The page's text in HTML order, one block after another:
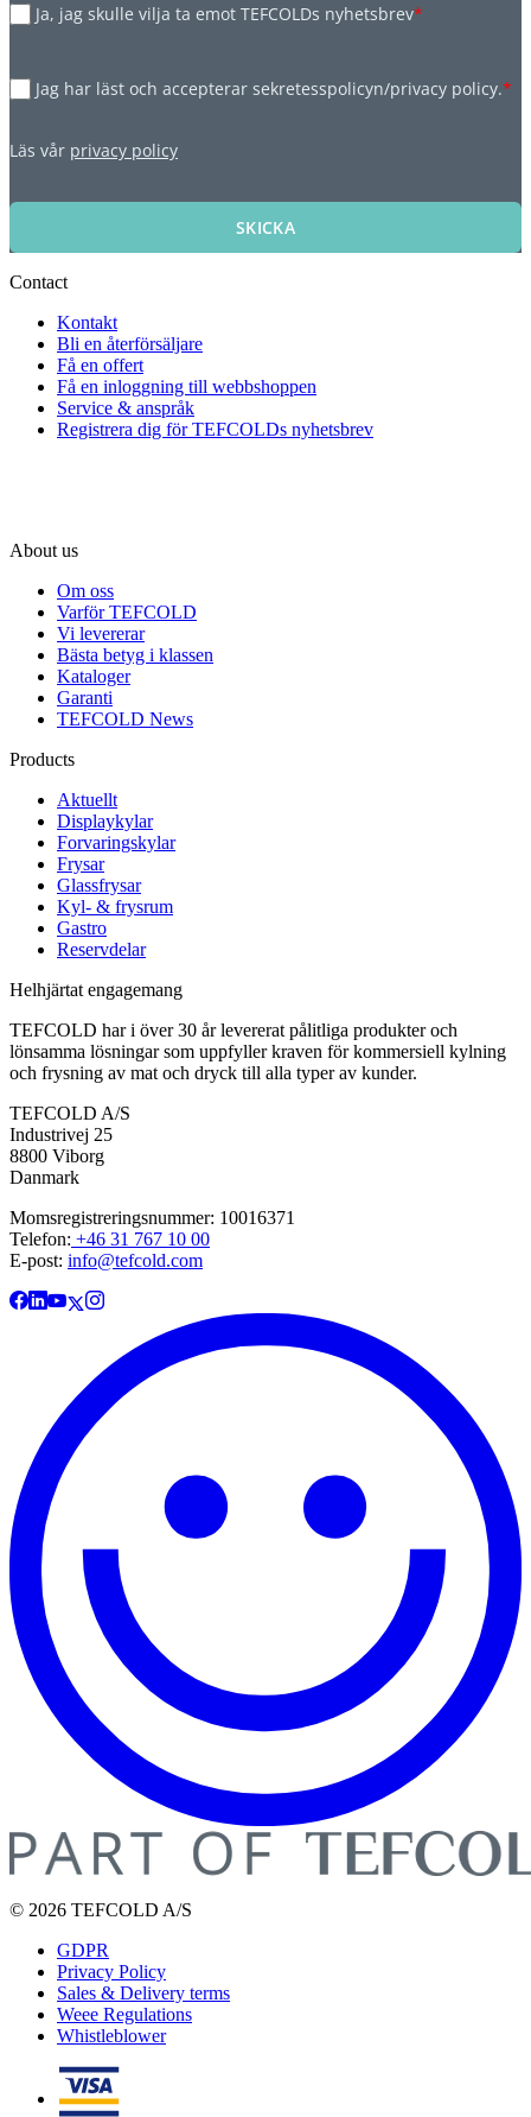
Ja, jag skulle vilja ta emot TEFCOLDs nyhetsbrev*
Jag har läst och accepterar sekretesspolicyn/privacy policy.*
Läs vår privacy policy
SKICKA
Contact
Kontakt
Bli en återförsäljare
Få en offert
Få en inloggning till webbshoppen
Service & anspråk
Registrera dig för TEFCOLDs nyhetsbrev
About us
Om oss
Varför TEFCOLD
Vi levererar
Bästa betyg i klassen
Kataloger
Garanti
TEFCOLD News
Products
Aktuellt
Displaykylar
Forvaringskylar
Frysar
Glassfrysar
Kyl- & frysrum
Gastro
Reservdelar
Helhjärtat engagemang
TEFCOLD har i över 30 år levererat pålitliga produkter och
lönsamma lösningar som uppfyller kraven för kommersiell kylning
och frysning av mat och dryck till alla typer av kunder.
TEFCOLD A/S
Industrivej 25
8800 Viborg
Danmark
Momsregistreringsnummer: 10016371
Telefon: +46 31 767 10 00
E-post: info@tefcold.com
© 2026 TEFCOLD A/S
GDPR
Privacy Policy
Sales & Delivery terms
Weee Regulations
Whistleblower